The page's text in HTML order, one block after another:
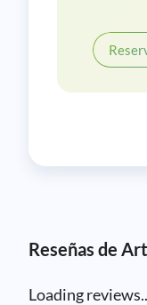
Reseñas de
Loading